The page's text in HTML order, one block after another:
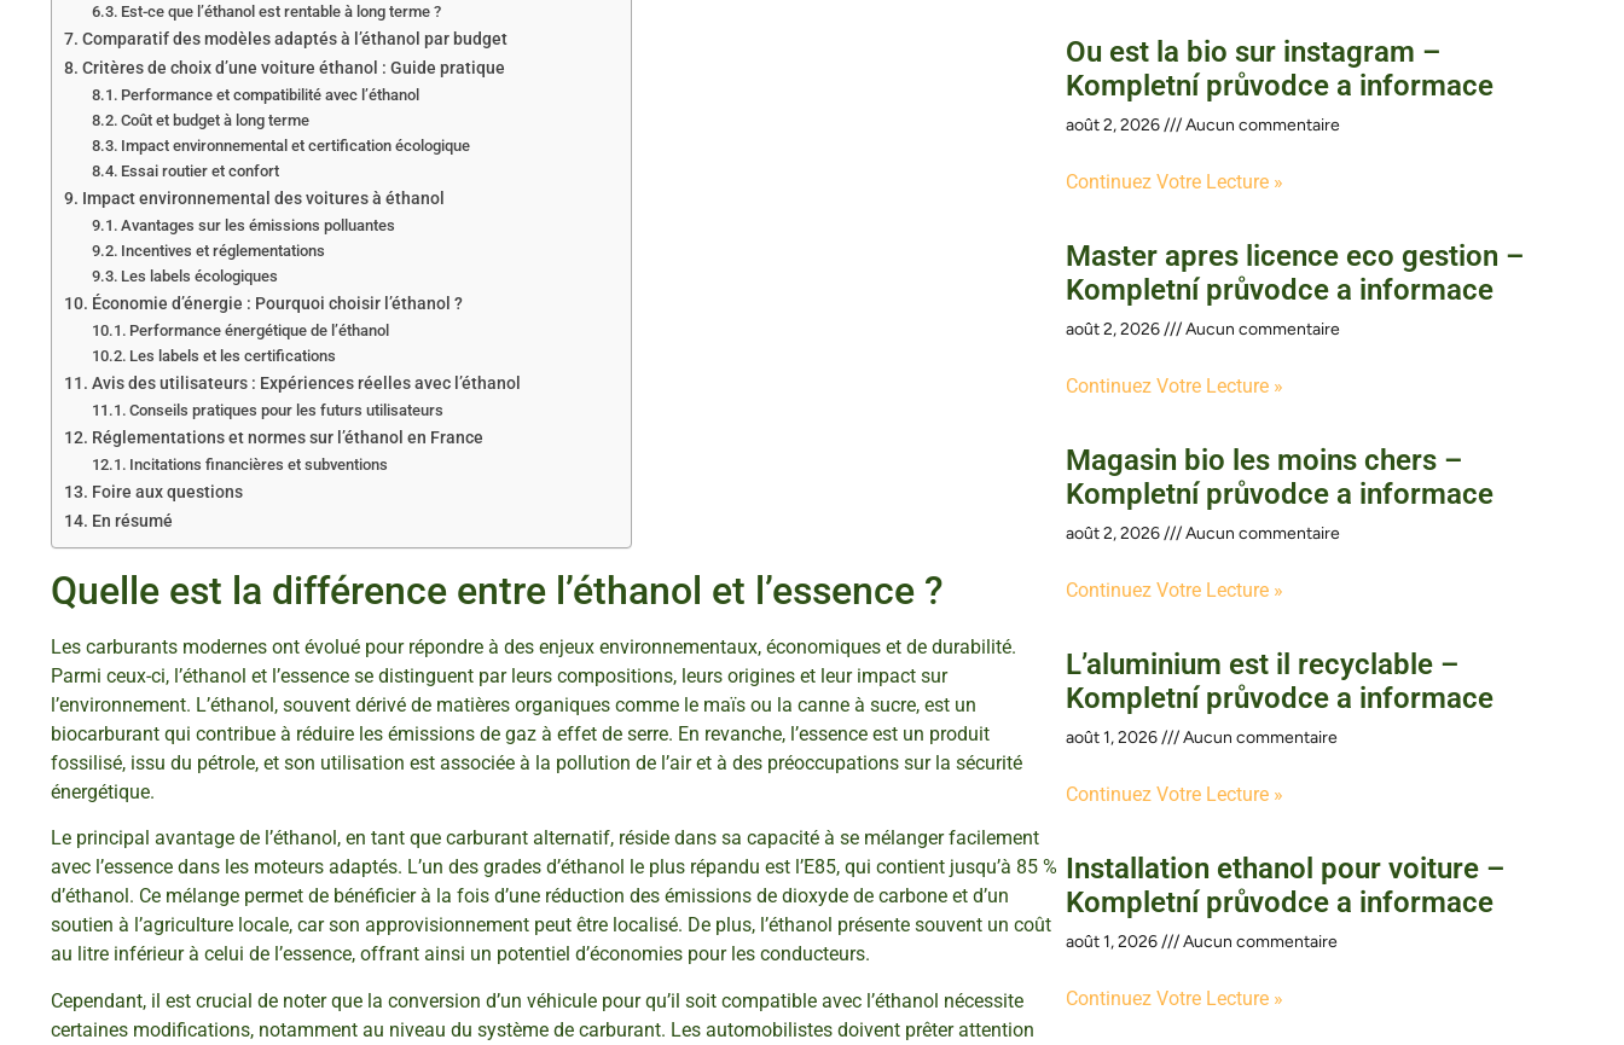
Est-ce que l’éthanol est rentable à long terme ?
Comparatif des modèles adaptés à l’éthanol par budget
Critères de choix d’une voiture éthanol : Guide pratique
Performance et compatibilité avec l’éthanol
Coût et budget à long terme
Impact environnemental et certification écologique
Essai routier et confort
Impact environnemental des voitures à éthanol
Avantages sur les émissions polluantes
Incentives et réglementations
Les labels écologiques
Économie d’énergie : Pourquoi choisir l’éthanol ?
Performance énergétique de l’éthanol
Les labels et les certifications
Avis des utilisateurs : Expériences réelles avec l’éthanol
Conseils pratiques pour les futurs utilisateurs
Réglementations et normes sur l’éthanol en France
Incitations financières et subventions
Foire aux questions
En résumé
Quelle est la différence entre l’éthanol et l’essence ?
Les carburants modernes ont évolué pour répondre à des enjeux environnementaux, économiques et de durabilité.
Parmi ceux-ci, l’éthanol et l’essence se distinguent par leurs compositions, leurs origines et leur impact sur
l’environnement. L’éthanol, souvent dérivé de matières organiques comme le maïs ou la canne à sucre, est un
biocarburant qui contribue à réduire les émissions de gaz à effet de serre. En revanche, l’essence est un produit
fossilisé, issu du pétrole, et son utilisation est associée à la pollution de l’air et à des préoccupations sur la sécurité
énergétique.
Le principal avantage de l’éthanol, en tant que carburant alternatif, réside dans sa capacité à se mélanger facilement
avec l’essence dans les moteurs adaptés. L’un des grades d’éthanol le plus répandu est l’E85, qui contient jusqu’à 85 %
d’éthanol. Ce mélange permet de bénéficier à la fois d’une réduction des émissions de dioxyde de carbone et d’un
soutien à l’agriculture locale, car son approvisionnement peut être localisé. De plus, l’éthanol présente souvent un coût
au litre inférieur à celui de l’essence, offrant ainsi un potentiel d’économies pour les conducteurs.
Cependant, il est crucial de noter que la conversion d’un véhicule pour qu’il soit compatible avec l’éthanol nécessite
certaines modifications, notamment au niveau du système de carburant. Les automobilistes doivent prêter attention
Ou est la bio sur instagram –
Kompletní průvodce a informace
août 2, 2026 Aucun commentaire
Continuez Votre Lecture »
Master apres licence eco gestion –
Kompletní průvodce a informace
août 2, 2026 Aucun commentaire
Continuez Votre Lecture »
Magasin bio les moins chers –
Kompletní průvodce a informace
août 2, 2026 Aucun commentaire
Continuez Votre Lecture »
L’aluminium est il recyclable –
Kompletní průvodce a informace
août 1, 2026 Aucun commentaire
Continuez Votre Lecture »
Installation ethanol pour voiture –
Kompletní průvodce a informace
août 1, 2026 Aucun commentaire
Continuez Votre Lecture »